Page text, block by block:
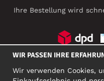
Ihre Bestellung wird
WIR PASSEN IHRE
Wir verwenden Cookies,